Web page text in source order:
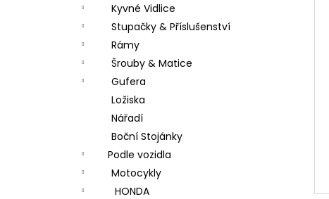
Kyvné Vidlice
Stupačky & Příslušenství
Rámy
Šrouby & Matice
Gufera
Ložiska
Nářadí
Boční Stojánky
Podle vozidla
Motocykly
HONDA